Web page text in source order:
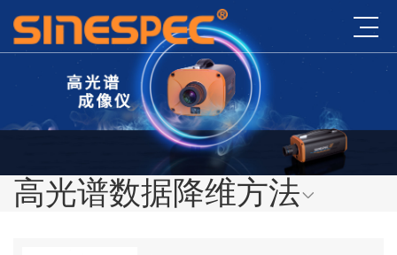
高光谱数据降维方法